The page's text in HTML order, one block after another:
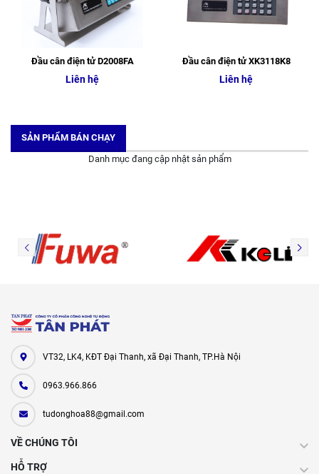
Đầu cân điện tử D2008FA
Liên hệ
Đầu cân điện tử XK3118K8
Liên hệ
SẢN PHẨM BÁN CHẠY
Danh mục đang cập nhật sản phẩm
VT32, LK4, KĐT Đại Thanh, xã Đại Thanh, TP.Hà Nội
0963.966.866
tudonghoa88@gmail.com
VỀ CHÚNG TÔI
HỖ TRỢ